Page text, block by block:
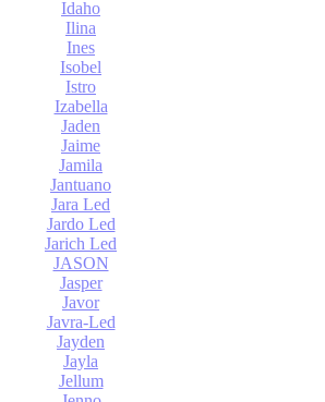
Idaho
Ilina
Ines
Isobel
Istro
Izabella
Jaden
Jaime
Jamila
Jantuano
Jara Led
Jardo Led
Jarich Led
JASON
Jasper
Javor
Javra-Led
Jayden
Jayla
Jellum